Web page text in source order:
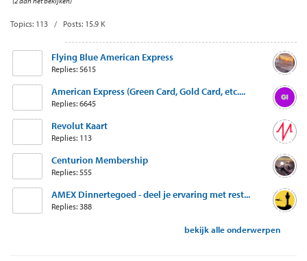
Topics: 113 / Posts: 15.9 K
Flying Blue American Express
Replies: 5615
American Express (Green Card, Gold Card, etc....
Replies: 6645
Revolut Kaart
Replies: 113
Centurion Membership
Replies: 555
AMEX Dinnertegoed - deel je ervaring met rest...
Replies: 388
bekijk alle onderwerpen